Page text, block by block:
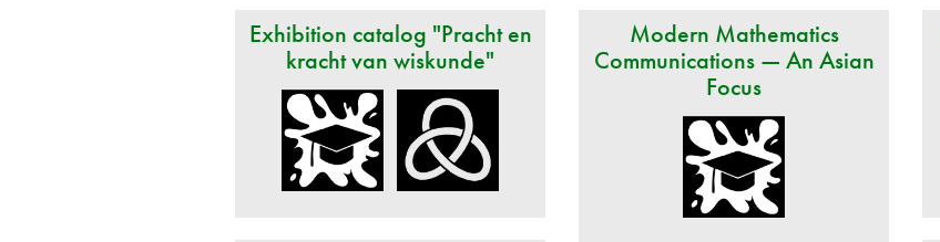
Exhibition catalog "Pracht en
kracht van wiskunde"
Modern Mathematics
Communications — An Asian
Focus